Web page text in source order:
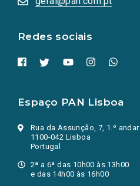
Redes sociais
nova
Espaço PAN Lisboa
Rua da Assunção, 7, 1.º andar
1100-042 Lisboa
Portugal
2ª a 6ª das 10h00 às 13h00
e das 14h00 às 16h00